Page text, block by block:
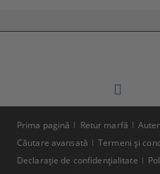
Prima pagină Retur marfă
Căutare avansată
Termeni şi
Declaraţie de confidenţialitate